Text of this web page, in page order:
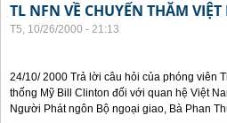
TL NFN VỀ CHUYẾN THĂM
T5, 10/26/2000 - 21:13
24/10/ 2000 Trả lời câu hỏi của phóng viên
thống Mỹ Bill Clinton đối với quan hệ Việt
Người Phát ngôn Bộ ngoại giao, Bà Phan